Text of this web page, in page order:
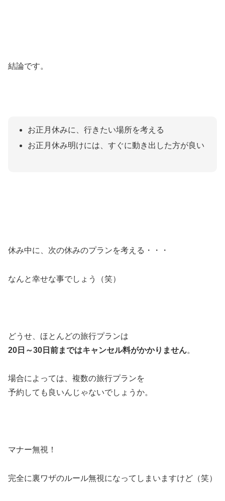
結論です。
お正月休みに、行きたい場所を考える
お正月休み明けには、すぐに動き出した方が良い
休み中に、次の休みのプランを考える・・・
なんと幸せな事でしょう（笑）
どうせ、ほとんどの旅行プランは
20日～30日前まではキャンセル料がかかりません。
場合によっては、複数の旅行プランを
予約しても良いんじゃないでしょうか。
マナー無視！
完全に裏ワザのルール無視になってしまいますけど（笑）